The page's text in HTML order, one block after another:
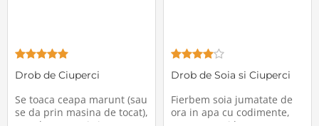
Drob de Ciuperci
Se toaca ceapa marunt (sau
se da prin masina de tocat),
Drob de Soia si Ciuperci
Fierbem soia jumatate de
ora in apa cu codimente,